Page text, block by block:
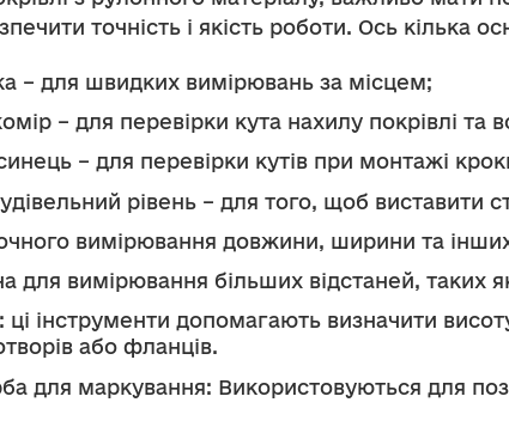
точність і якість роботи. Ось кілька
– для швидких вимірювань за місцем;
– для перевірки кута нахилу покрівлі та
– для перевірки кутів при монтажі
рівень – для того, щоб виставити
вимірювання довжини, ширини та інших
для вимірювання більших відстаней, таких
ці інструменти допомагають визначити
або фланців.
для маркування: Використовуються для